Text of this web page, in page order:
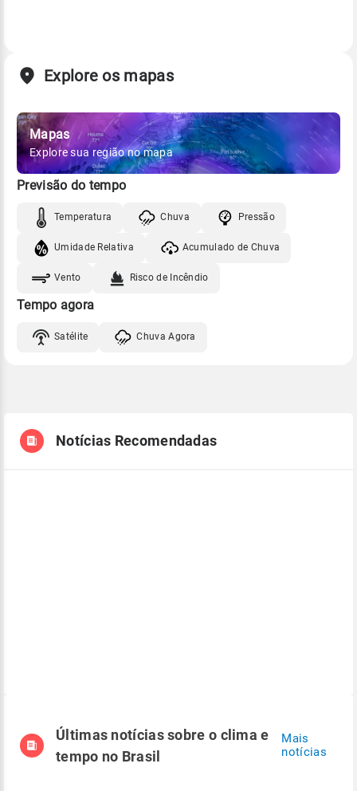
Explore os mapas
Mapas
Explore sua região no mapa
Previsão do tempo
Temperatura Chuva Pressão
Umidade Relativa Acumulado de Chuva
Vento Risco de Incêndio
Tempo agora
Satélite Chuva Agora
Notícias Recomendadas
Últimas notícias sobre o clima e
tempo no Brasil
Mais
notícias